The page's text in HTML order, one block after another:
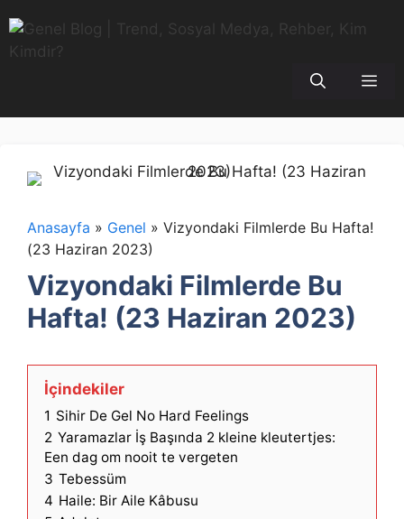
atla
Anasayfa » Genel » Vizyondaki Filmlerde Bu Hafta!
(23 Haziran 2023)
Vizyondaki Filmlerde Bu
Hafta! (23 Haziran 2023)
İçindekiler
1 Sihir De Gel No Hard Feelings
2 Yaramazlar İş Başında 2 kleine kleutertjes:
Een dag om nooit te vergeten
3 Tebessüm
4 Haile: Bir Aile Kâbusu